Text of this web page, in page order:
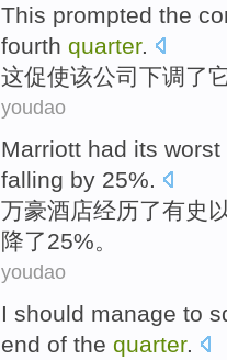
This prompted the
fourth quarter.
这促使该公司 下调了
youdao
Marriott had its worst
falling by 25%.
万豪酒店经历了有史
降了25%。
youdao
I should manage to
end of the quarter.